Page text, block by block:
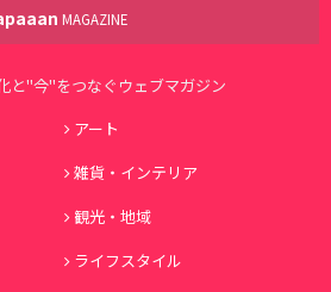
MAGAZINE
と"今"をつなぐウェブマガジン
アート
雑貨・インテリア
観光・地域
ライフスタイル